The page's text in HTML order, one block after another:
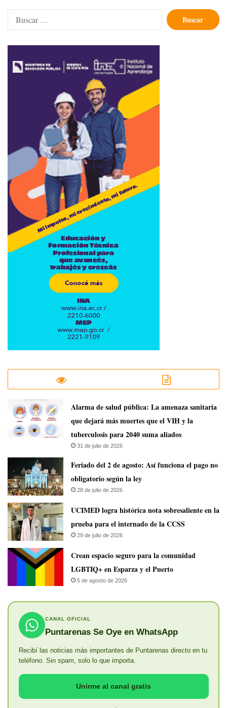
Buscar:
​Alarma de salud pública: La amenaza sanitaria
que dejará más muertes que el VIH y la
tuberculosis para 2040 suma aliados
31 de julio de 2026
Feriado del 2 de agosto: Así funciona el pago no
obligatorio según la ley
28 de julio de 2026
UCIMED logra histórica nota sobresaliente en la
prueba para el internado de la CCSS
29 de julio de 2026
Crean espacio seguro para la comunidad
LGBTIQ+ en Esparza y el Puerto
5 de agosto de 2026
CANAL OFICIAL
Puntarenas Se Oye en WhatsApp
Recibí las noticias más importantes de Puntarenas directo en tu
teléfono. Sin spam, solo lo que importa.
Unirme al canal gratis